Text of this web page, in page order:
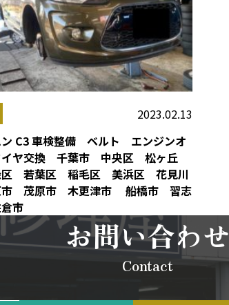
2023.02.13
ン C3 車検整備 ベルト エンジンオ
ヤ交換 千葉市 中央区 松ヶ丘
若葉区 稲毛区 美浜区 花見川
茂原市 木更津市 船橋市 習志
市
お問い合わせ
Contact